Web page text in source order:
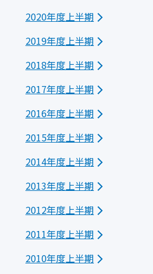
2020年度上半期
2019年度上半期
2018年度上半期
2017年度上半期
2016年度上半期
2015年度上半期
2014年度上半期
2013年度上半期
2012年度上半期
2011年度上半期
2010年度上半期